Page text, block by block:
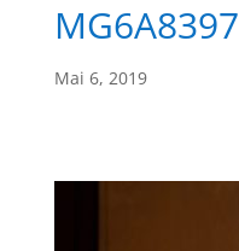
MG6A8397
Mai 6, 2019